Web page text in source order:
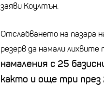
заяви Коултън.
Отслабването на пазара
резерв да намали
намаления с 25
както и още три през